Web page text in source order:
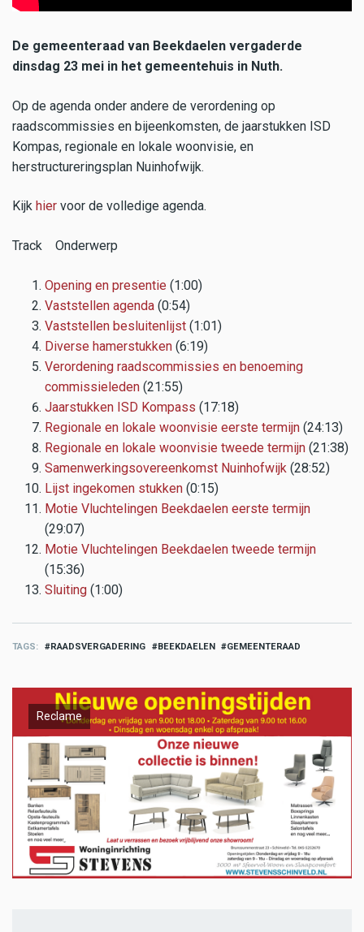
De gemeenteraad van Beekdaelen vergaderde
dinsdag 23 mei in het gemeentehuis in Nuth.
Op de agenda onder andere de verordening op
raadscommissies en bijeenkomsten, de jaarstukken ISD
Kompas, regionale en lokale woonvisie, en
herstructureringsplan Nuinhofwijk.
Kijk hier voor de volledige agenda.
Track Onderwerp
Opening en presentie (1:00)
Vaststellen agenda (0:54)
Vaststellen besluitenlijst (1:01)
Diverse hamerstukken (6:19)
Verordening raadscommissies en benoeming
commissieleden (21:55)
Jaarstukken ISD Kompass (17:18)
Regionale en lokale woonvisie eerste termijn (24:13)
Regionale en lokale woonvisie tweede termijn (21:38)
Samenwerkingsovereenkomst Nuinhofwijk (28:52)
Lijst ingekomen stukken (0:15)
Motie Vluchtelingen Beekdaelen eerste termijn
(29:07)
Motie Vluchtelingen Beekdaelen tweede termijn
(15:36)
Sluiting (1:00)
TAGS RAADSVERGADERING BEEKDAELEN GEMEENTERAAD
Reclame